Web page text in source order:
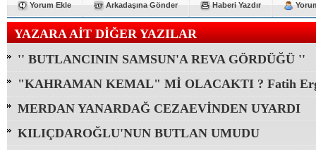
Yorum Ekle Arkadaşına Gönder Haberi Yazdır
YAZARA AİT DİĞER YAZILAR
'' BUTLANCININ SAMSUN'A REVA GÖRDÜĞÜ ''
"KAHRAMAN KEMAL" Mİ OLACAKTI ? Fatih
MERDAN YANARDAĞ CEZAEVİNDEN UYARDI
KILIÇDAROĞLU'NUN BUTLAN UMUDU